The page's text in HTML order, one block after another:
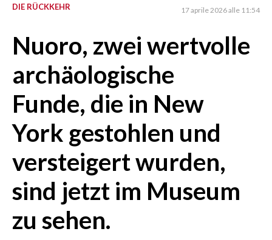
NUORO E PROVINCIA
AGENDA
CRONACA
MONDO
POLITICA
ECONOMIA
SERVIZI ALLE IMPRESE
LAVORO
DIE RÜCKKEHR 17 aprile 2026 alle 11:54
Nuoro, zwei wertvolle
archäologische
Funde, die in New
York gestohlen und
versteigert wurden,
sind jetzt im Museum
zu sehen.